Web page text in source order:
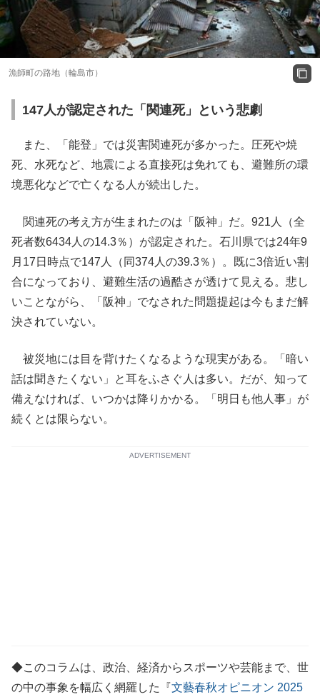
漁師町の路地（輪島市）
147人が認定された「関連死」という悲劇
また、「能登」では災害関連死が多かった。圧死や焼
死、水死など、地震による直接死は免れても、避難所の環
境悪化などで亡くなる人が続出した。
関連死の考え方が生まれたのは「阪神」だ。921人（全
死者数6434人の14.3％）が認定された。石川県では24年9
月17日時点で147人（同374人の39.3％）。既に3倍近い割
合になっており、避難生活の過酷さが透けて見える。悲し
いことながら、「阪神」でなされた問題提起は今もまだ解
決されていない。
被災地には目を背けたくなるような現実がある。「暗い
話は聞きたくない」と耳をふさぐ人は多い。だが、知って
備えなければ、いつかは降りかかる。「明日も他人事」が
続くとは限らない。
ADVERTISEMENT
◆このコラムは、政治、経済からスポーツや芸能まで、世
の中の事象を幅広く網羅した『文藝春秋オピニオン 2025